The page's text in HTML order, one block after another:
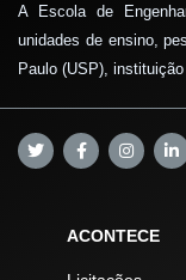
A Escola de
unidades de ensino,
Paulo (USP),
ACONTECE